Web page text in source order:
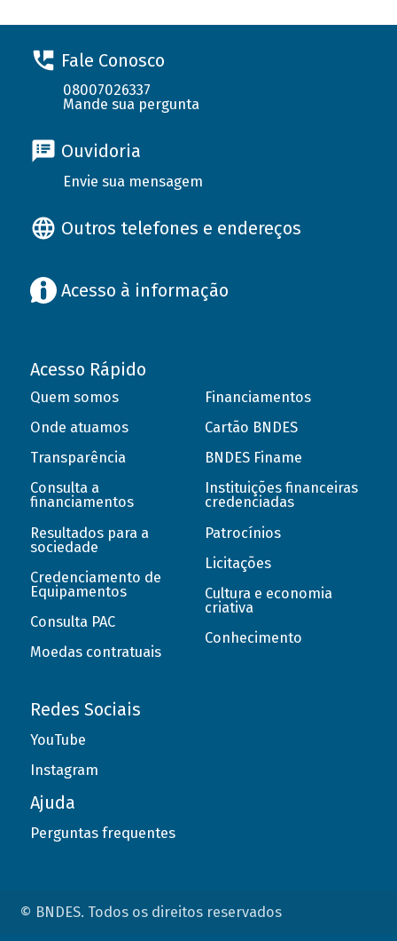
Fale Conosco
08007026337
Mande sua pergunta
Ouvidoria
Envie sua mensagem
Outros telefones e endereços
Acesso à informação
Acesso Rápido
Quem somos
Onde atuamos
Transparência
Consulta a
financiamentos
Resultados para a
sociedade
Credenciamento de
Equipamentos
Consulta PAC
Moedas contratuais
Financiamentos
Cartão BNDES
BNDES Finame
Instituições financeiras
credenciadas
Patrocínios
Licitações
Cultura e economia
criativa
Conhecimento
Redes Sociais
YouTube
Instagram
Ajuda
Perguntas frequentes
© BNDES. Todos os direitos reservados